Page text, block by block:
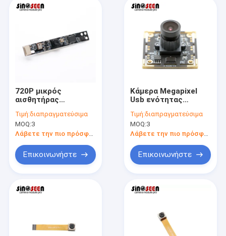
Βίντεο
720P μικρός
αισθητήρας
ενότητας καμερών
USB 1MP για το lap-
top σημειωματάριων
Τιμή:διαπραγματεύσιμα
MOQ:3
Λάβετε την πιο πρόσφατη τιμή
Επικοινωνήστε
Κάμερα Megapixel
Usb ενότητας
USB με Omnivision
OV9623
Τιμή:διαπραγματεύσιμα
MOQ:3
Λάβετε την πιο πρόσφατη τιμή
Επικοινωνήστε